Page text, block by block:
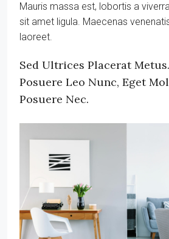
Mauris massa est, lobortis a
sit amet ligula. Maecenas
laoreet.
Sed Ultrices Placerat
Posuere Leo Nunc, Eget
Posuere Nec.